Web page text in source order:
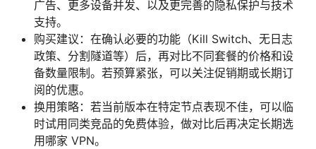
广告、更多设备并发、以及更完善的隐私保护与技术
支持。
购买建议：在确认必要的功能（Kill Switch、无日志
政策、分割隧道等）后，再对比不同套餐的价格和设
备数量限制。若预算紧张，可以关注促销期或长期订
阅的优惠。
换用策略：若当前版本在特定节点表现不佳，可以临
时试用同类竞品的免费体验，做对比后再决定长期选
用哪家 VPN。